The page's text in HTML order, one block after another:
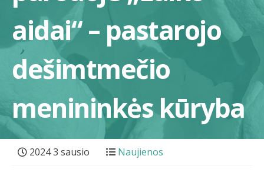
aidai“ – pastarojo
dešimtmečio
menininkės kūryba
2024 3 sausio Naujienos